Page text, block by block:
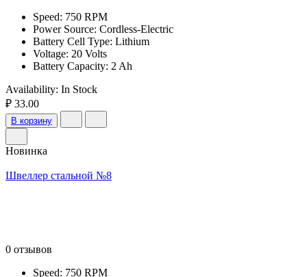
Speed: 750 RPM
Power Source: Cordless-Electric
Battery Cell Type: Lithium
Voltage: 20 Volts
Battery Capacity: 2 Ah
Availability: In Stock
₽ 33.00
В корзину
Новинка
Швеллер стальной №8
0 отзывов
Speed: 750 RPM